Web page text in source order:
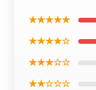
★★★★★
★★★★☆
★★★☆☆
★★☆☆☆